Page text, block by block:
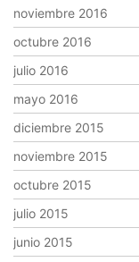
noviembre 2016
octubre 2016
julio 2016
mayo 2016
diciembre 2015
noviembre 2015
octubre 2015
julio 2015
junio 2015